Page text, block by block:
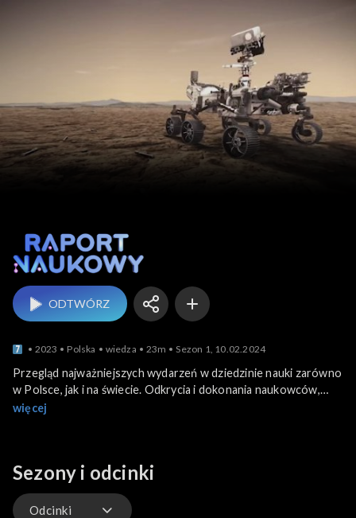
ODTWÓRZ
2023 Polska wiedza 23m Sezon 1, 10.02.2024
Przegląd najważniejszych wydarzeń w dziedzinie nauki zarówno
w Polsce, jak i na świecie. Odkrycia i dokonania naukowców,
misje badające tajemnice kosmosu i naszego globu, fascynujące
więcej
Sezony i odcinki
Odcinki